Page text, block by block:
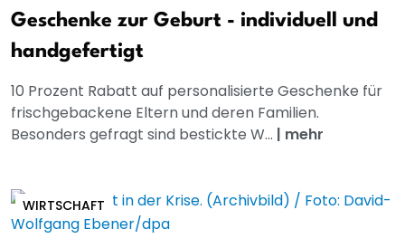
Geschenke zur Geburt - individuell und
handgefertigt
10 Prozent Rabatt auf personalisierte Geschenke für
frischgebackene Eltern und deren Familien.
Besonders gefragt sind bestickte W... | mehr
WIRTSCHAFT